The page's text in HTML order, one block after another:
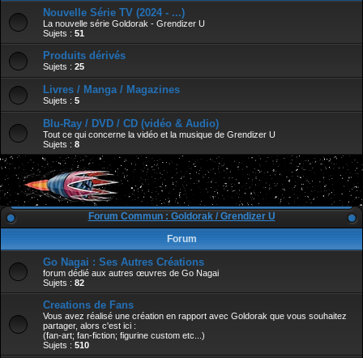
Nouvelle Série TV (2024 - ...)
La nouvelle série Goldorak - Grendizer U
Sujets : 51
Produits dérivés
Sujets : 25
Livres / Manga / Magazines
Sujets : 5
Blu-Ray / DVD / CD (vidéo & Audio)
Tout ce qui concerne la vidéo et la musique de Grendizer U
Sujets : 8
Forum Commun : Goldorak / Grendizer U
Forum
Go Nagai : Ses Autres Créations
forum dédié aux autres œuvres de Go Nagai
Sujets : 82
Creations de Fans
Vous avez réalisé une création en rapport avec Goldorak que vous souhaitez
partager, alors c'est ici :
(fan-art; fan-fiction; figurine custom etc...)
Sujets : 510